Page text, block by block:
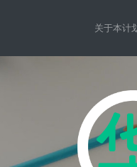
关于本计